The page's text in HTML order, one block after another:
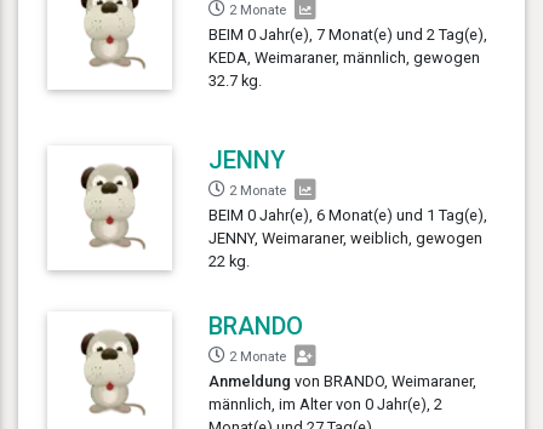
2 Monate
BEIM 0 Jahr(e), 7 Monat(e) und 2 Tag(e),
KEDA, Weimaraner, männlich, gewogen
32.7 kg.
JENNY
2 Monate
BEIM 0 Jahr(e), 6 Monat(e) und 1 Tag(e),
JENNY, Weimaraner, weiblich, gewogen
22 kg.
BRANDO
2 Monate
Anmeldung von BRANDO, Weimaraner,
männlich, im Alter von 0 Jahr(e), 2